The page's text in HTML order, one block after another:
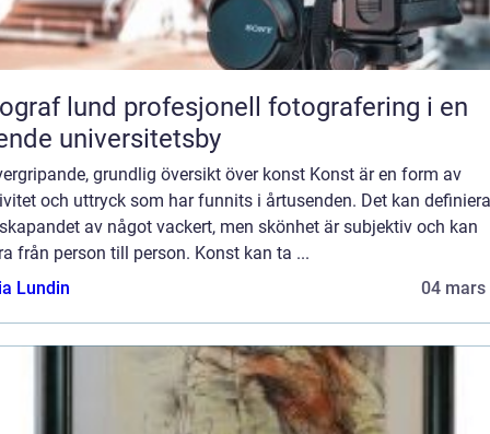
profesjonell fotografering i en
universitetsby
grundlig översikt över konst Konst är en form av
och uttryck som har funnits i årtusenden. Det kan
av något vackert, men skönhet är subjektiv och kan
från person till person. Konst kan ta ...
Lundin
04 mars